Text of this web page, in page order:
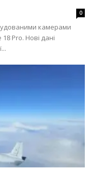
0
камерами
18 Pro. Нові дані